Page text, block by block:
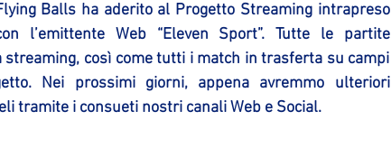
Balls ha aderito al Progetto Streaming intrapreso
l’emittente Web “Eleven Sport”. Tutte le partite
così come tutti i match in trasferta su campi
Nei prossimi giorni, appena avremmo ulteriori
tramite i consueti nostri canali Web e Social.